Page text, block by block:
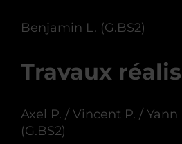
Benjamin L. (G.BS2)
Travaux
Axel P. / Vincent P. / Yann
(G.BS2)